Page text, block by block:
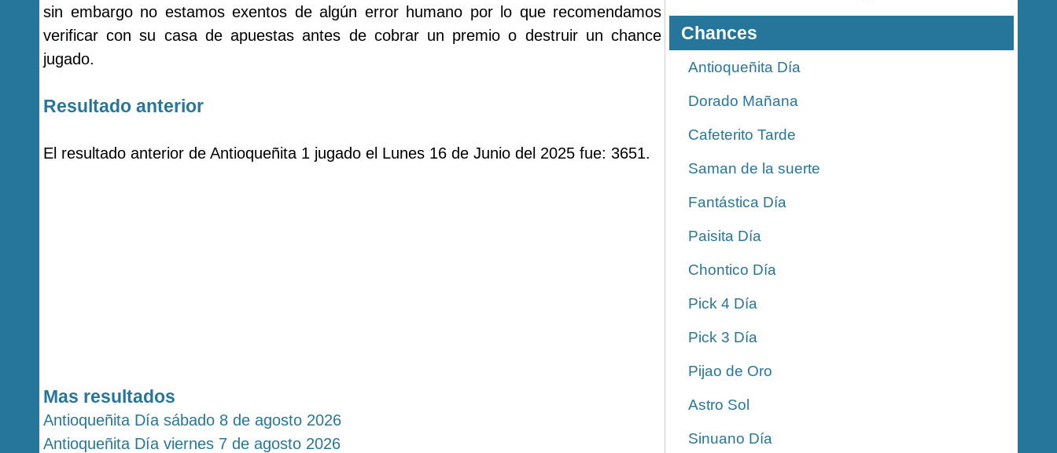
sin embargo no estamos exentos de algún error humano por lo que recomendamos
verificar con su casa de apuestas antes de cobrar un premio o destruir un chance
jugado.
Resultado anterior
El resultado anterior de Antioqueñita 1 jugado el Lunes 16 de Junio del 2025 fue: 3651.
Mas resultados
Antioqueñita Día sábado 8 de agosto 2026
Antioqueñita Día viernes 7 de agosto 2026
Chances
Antioqueñita Día
Dorado Mañana
Cafeterito Tarde
Saman de la suerte
Fantástica Día
Paisita Día
Chontico Día
Pick 4 Día
Pick 3 Día
Pijao de Oro
Astro Sol
Sinuano Día